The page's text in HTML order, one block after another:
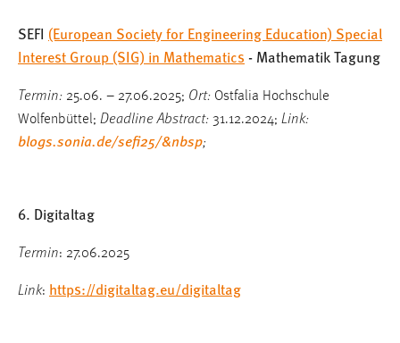
SEFI (European Society for Engineering Education) Special
Interest Group (SIG) in Mathematics - Mathematik Tagung
Termin: 25.06. – 27.06.2025; Ort: Ostfalia Hochschule
Wolfenbüttel; Deadline Abstract: 31.12.2024; Link:
blogs.sonia.de/sefi25/&nbsp;
6. Digitaltag
Termin: 27.06.2025
Link: https://digitaltag.eu/digitaltag